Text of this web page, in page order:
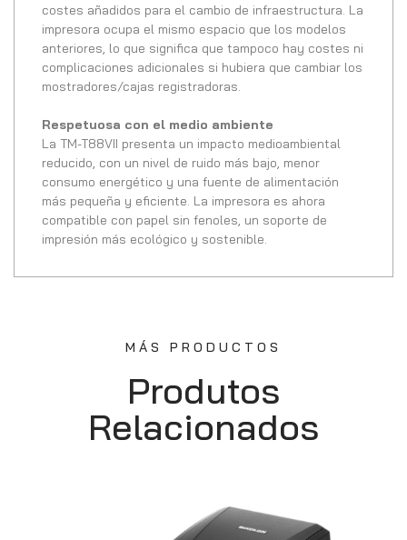
costes añadidos para el cambio de infraestructura. La
impresora ocupa el mismo espacio que los modelos
anteriores, lo que significa que tampoco hay costes ni
complicaciones adicionales si hubiera que cambiar los
mostradores/cajas registradoras.
Respetuosa con el medio ambiente
La TM-T88VII presenta un impacto medioambiental
reducido, con un nivel de ruido más bajo, menor
consumo energético y una fuente de alimentación
más pequeña y eficiente. La impresora es ahora
compatible con papel sin fenoles, un soporte de
impresión más ecológico y sostenible.
MÁS PRODUCTOS
Produtos
Relacionados